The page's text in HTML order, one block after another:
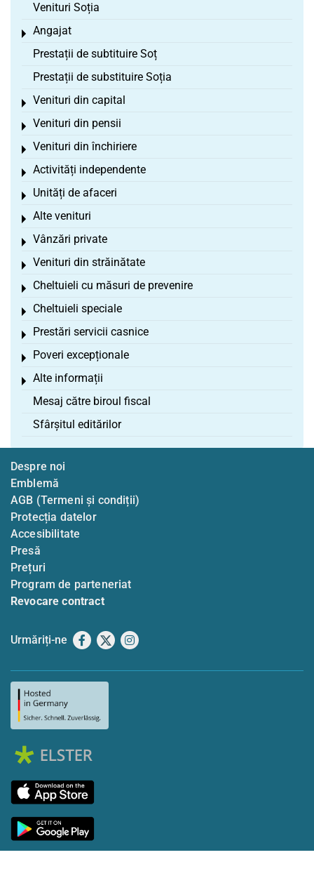
Venituri Soția
Angajat
Toggle menu
Prestații de subtituire Soț
Prestații de substituire Soția
Venituri din capital
Toggle menu
Venituri din pensii
Toggle menu
Venituri din închiriere
Toggle menu
Activități independente
Toggle menu
Unități de afaceri
Toggle menu
Alte venituri
Toggle menu
Vânzări private
Toggle menu
Venituri din străinătate
Toggle menu
Cheltuieli cu măsuri de prevenire
Toggle menu
Cheltuieli speciale
Toggle menu
Prestări servicii casnice
Toggle menu
Poveri excepționale
Toggle menu
Alte informații
Toggle menu
Mesaj către biroul fiscal
Sfârșitul editărilor
Despre noi
Emblemă
AGB (Termeni și condiții)
Protecția datelor
Accesibilitate
Presă
Prețuri
Program de parteneriat
Revocare contract
Urmăriți-ne Facebook
X Instagram